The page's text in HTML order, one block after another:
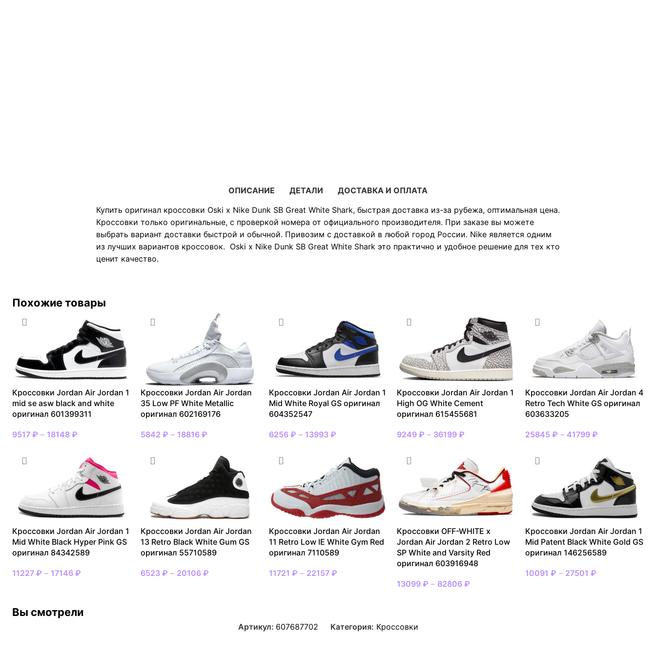
ОПИСАНИЕ ДЕТАЛИ
ДОСТАВКА И ОПЛАТА
Купить оригинал кроссовки Oski x Nike Dunk SB Great White Shark, быстрая доставка из-за рубежа, оптимальная цена.
Кроссовки только оригинальные, с проверкой номера от официального производителя. При заказе вы можете
выбрать вариант доставки быстрой и обычной. Привозим с доставкой в любой город России. Nike является одним
из лучших вариантов кроссовок. Oski x Nike Dunk SB Great White Shark это практично и удобное решение для тех кто
ценит качество.
Похожие товары
Кроссовки Jordan Air Jordan 1
mid se asw black and white
оригинал 601399311
9517 ₽ – 18148 ₽
Кроссовки Jordan Air Jordan
35 Low PF White Metallic
оригинал 602169176
5842 ₽ – 18816 ₽
Кроссовки Jordan Air Jordan 1
Mid White Royal GS оригинал
604352547
6256 ₽ – 13993 ₽
Кроссовки Jordan Air Jordan 1
High OG White Cement
оригинал 615455681
9249₽ – 36199₽
Кроссовки Jordan Air Jordan 4
Retro Tech White GS оригинал
603633205
25845₽ – 41799₽
Кроссовки Jordan Air Jordan 1
Mid White Black Hyper Pink GS
оригинал 84342589
11227 ₽ – 17146 ₽
Кроссовки Jordan Air Jordan
13 Retro Black White Gum GS
оригинал 55710589
6523 ₽ – 20106 ₽
Кроссовки Jordan Air Jordan
11 Retro Low IE White Gym Red
оригинал 7110589
11721 ₽ – 22157 ₽
Кроссовки OFF-WHITE x
Jordan Air Jordan 2 Retro Low
SP White and Varsity Red
оригинал 603916948
13099₽ – 82806₽
Кроссовки Jordan Air Jordan 1
Mid Patent Black White Gold GS
оригинал 146256589
10091₽ – 27501₽
Вы смотрели
Артикул: 607687702 Категория: Кроссовки